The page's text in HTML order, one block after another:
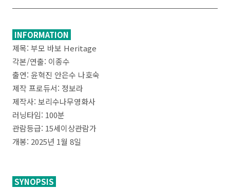
INFORMATION
제목: 부모 바보 Heritage
각본/연출: 이종수
출연: 윤혁진 안은수 나호숙
제작 프로듀서: 정보라
제작사: 보리수나무영화사
러닝타임: 100분
관람등급: 15세이상관람가
개봉: 2025년 1월 8일
SYNOPSIS